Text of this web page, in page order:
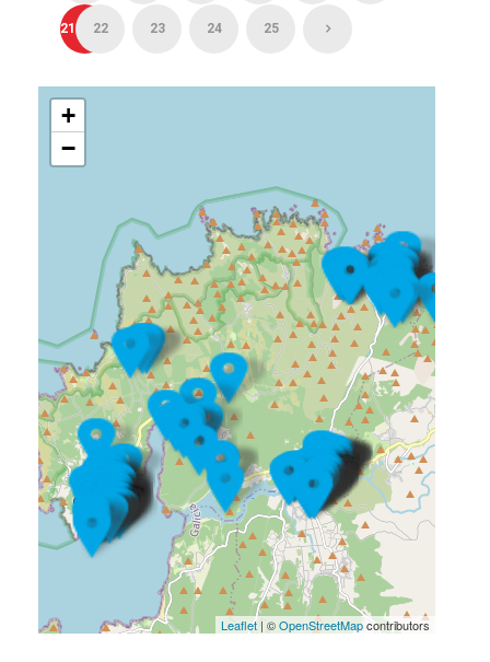
21 22 23 24 25
+
−
Leaflet| ©OpenStreetMapcontributors